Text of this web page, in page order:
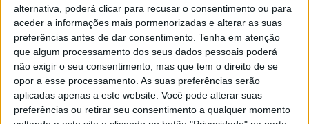
alternativa, poderá clicar para recusar o consentimento ou para
aceder a informações mais pormenorizadas e alterar as suas
preferências antes de dar consentimento. Tenha em atenção
que algum processamento dos seus dados pessoais poderá
não exigir o seu consentimento, mas que tem o direito de se
opor a esse processamento. As suas preferências serão
aplicadas apenas a este website. Você pode alterar suas
preferências ou retirar seu consentimento a qualquer momento
Esta e outras notícias para ouvir em desenvolvimento na
Estação Diária – 96.8 FM ou emwww.968.fm.
Pub